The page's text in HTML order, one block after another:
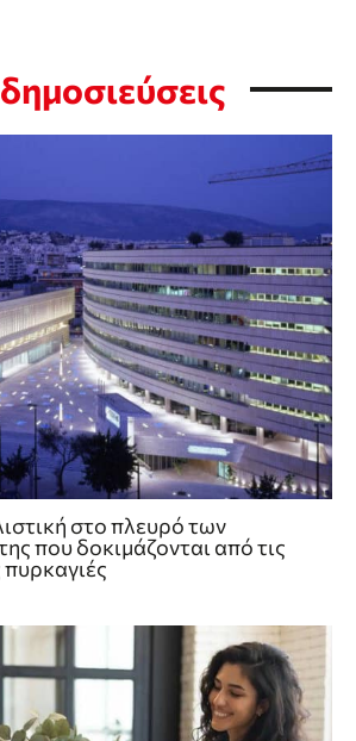
στο πλευρό των
που δοκιμάζονται από τις